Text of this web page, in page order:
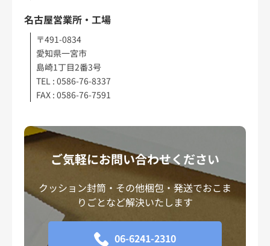
名古屋営業所・工場
〒491-0834
愛知県一宮市
島崎1丁目2番3号
TEL : 0586-76-8337
FAX : 0586-76-7591
ご気軽にお問い合わせください
クッション封筒・その他梱包・発送でおこま
りごとなど解決いたします
06-6241-2310